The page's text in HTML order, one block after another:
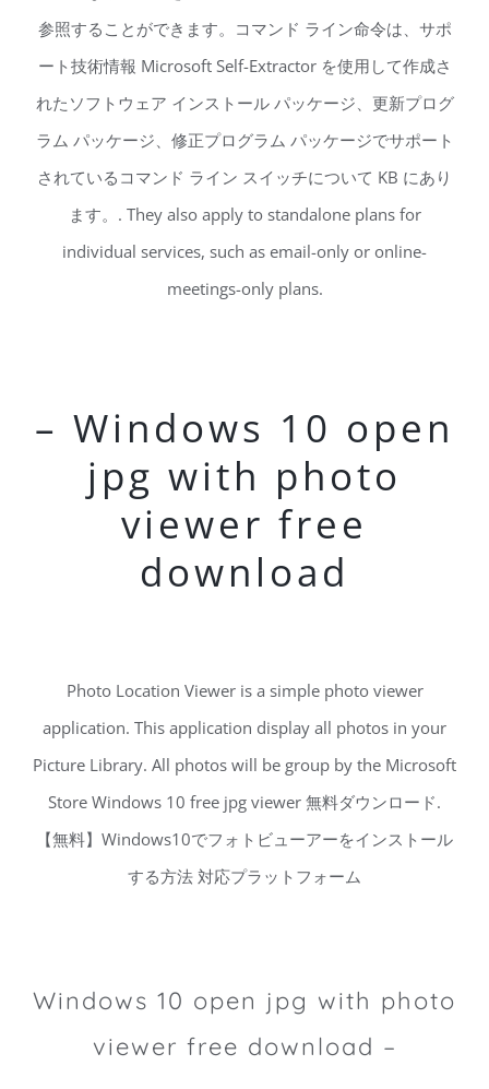
参照することができます。コマンド ライン命令は、サポ
ート技術情報 Microsoft Self-Extractor を使用して作成さ
れたソフトウェア インストール パッケージ、更新プログ
ラム パッケージ、修正プログラム パッケージでサポート
されているコマンド ライン スイッチについて KB にあり
ます。. They also apply to standalone plans for
individual services, such as email-only or online-
meetings-only plans.
– Windows 10 open
jpg with photo
viewer free
download
Photo Location Viewer is a simple photo viewer
application. This application display all photos in your
Picture Library. All photos will be group by the Microsoft
Store Windows 10 free jpg viewer 無料ダウンロード.
【無料】Windows10でフォトビューアーをインストール
する方法 対応プラットフォーム
Windows 10 open jpg with photo
viewer free download –